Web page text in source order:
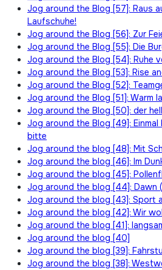
Jog around the Blog [57]: Raus
Laufschuhe!
Jog around the Blog [56]: Zur
Jog around the Blog [55]: Die
Jog around the Blog [54]: Ruhe
Jog around the Blog [53]: Rise
Jog around the Blog [52]:
Jog around the Blog [51]: Warm
Jog around the Blog [50]: der
Jog around the Blog [49]:
bitte
Jog around the blog [48]: Mit
Jog around the blog [46]: Im
Jog around the blog [45]:
Jog around the blog [44]: Dawn
Jog around the blog [43]: Sport
Jog around the blog [42]: Wir
Jog around the blog [41]:
Jog around the blog [40]
Jog around the blog [39]:
Jog around the blog [38]: